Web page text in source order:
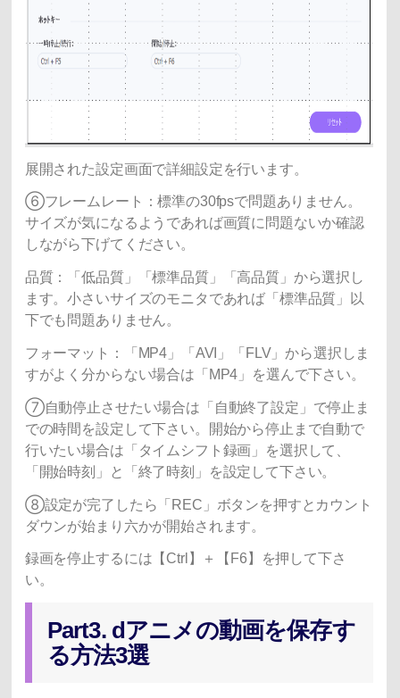
展開された設定画面で詳細設定を行います。
⑥フレームレート：標準の30fpsで問題ありません。
サイズが気になるようであれば画質に問題ないか確認
しながら下げてください。
品質：「低品質」「標準品質」「高品質」から選択し
ます。小さいサイズのモニタであれば「標準品質」以
下でも問題ありません。
フォーマット：「MP4」「AVI」「FLV」から選択しま
すがよく分からない場合は「MP4」を選んで下さい。
⑦自動停止させたい場合は「自動終了設定」で停止ま
での時間を設定して下さい。開始から停止まで自動で
行いたい場合は「タイムシフト録画」を選択して、
「開始時刻」と「終了時刻」を設定して下さい。
⑧設定が完了したら「REC」ボタンを押すとカウント
ダウンが始まり六かが開始されます。
録画を停止するには【Ctrl】＋【F6】を押して下さ
い。
Part3. dアニメの動画を保存す
る方法3選